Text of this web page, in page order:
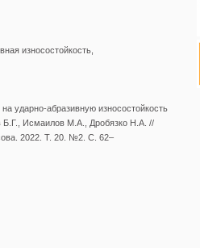
износостойкость,
ударно-абразивную износостойкость
Б.Г., Исмаилов М.А., Дробязко Н.А. //
2022. Т. 20. №2. С. 62–